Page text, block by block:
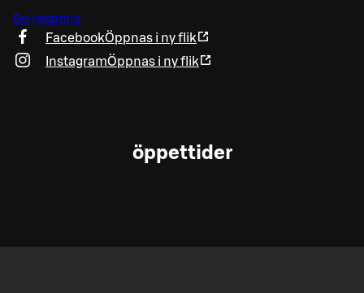
Ge respons
FacebookÖppnas i ny flik
InstagramÖppnas i ny flik
öppettider